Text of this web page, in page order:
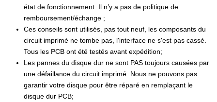
état de fonctionnement. Il n’y a pas de politique de
remboursement/échange ;
Ces conseils sont utilisés, pas tout neuf, les composants du
circuit imprimé ne tombe pas, l'interface ne s'est pas cassé.
Tous les PCB ont été testés avant expédition;
Les pannes du disque dur ne sont PAS toujours causées par
une défaillance du circuit imprimé. Nous ne pouvons pas
garantir votre disque pour être réparé en remplaçant le
disque dur PCB;